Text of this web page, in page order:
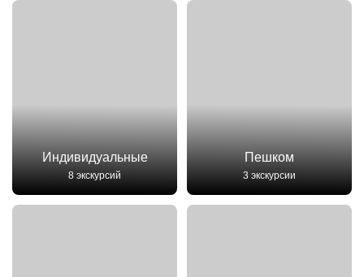
Индивидуальные
8 экскурсий
Пешком
3 экскурсии